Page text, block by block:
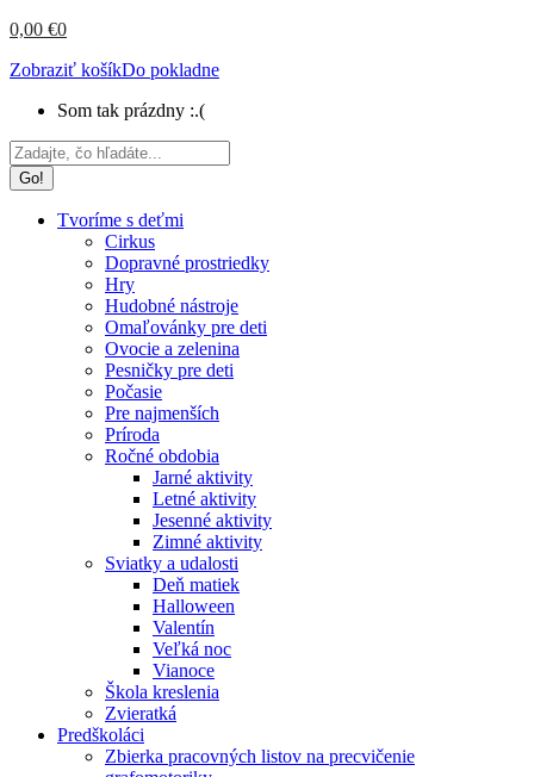
0,00 €0
Zobraziť košíkDo pokladne
Som tak prázdny :.(
Search:
Tvoríme s deťmi
Cirkus
Dopravné prostriedky
Hry
Hudobné nástroje
Omaľovánky pre deti
Ovocie a zelenina
Pesničky pre deti
Počasie
Pre najmenších
Príroda
Ročné obdobia
Jarné aktivity
Letné aktivity
Jesenné aktivity
Zimné aktivity
Sviatky a udalosti
Deň matiek
Halloween
Valentín
Veľká noc
Vianoce
Škola kreslenia
Zvieratká
Predškoláci
Zbierka pracovných listov na precvičenie